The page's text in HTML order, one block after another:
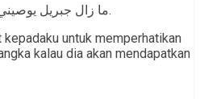
ما زال جبريل يوصيني بالجار حتى ظننت أنه سيورثه.
untuk memperhatikan
kalau dia akan mendapatkan